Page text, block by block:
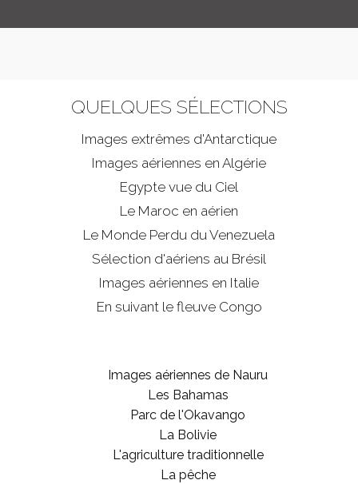
QUELQUES SÉLECTIONS
Images extrêmes d'Antarctique
Images aériennes en Algérie
Egypte vue du Ciel
Le Maroc en aérien
Le Monde Perdu du Venezuela
Sélection d'aériens au Brésil
Images aériennes en Italie
En suivant le fleuve Congo
Images aériennes de Nauru
Les Bahamas
Parc de l'Okavango
La Bolivie
L'agriculture traditionnelle
La pêche